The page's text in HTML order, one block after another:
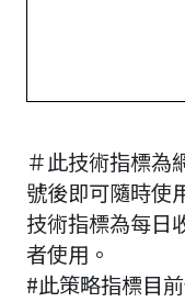
＃此技術指標為
號後即可隨時使
技術指標為每日
者使用。
#此策略指標目